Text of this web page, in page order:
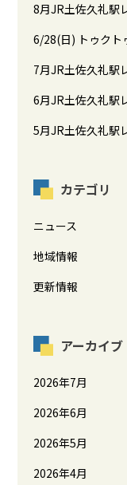
8月JR土佐久礼駅
6/28(日) トゥクト
7月JR土佐久礼駅
6月JR土佐久礼駅
5月JR土佐久礼駅
カテゴリ
ニュース
地域情報
更新情報
アーカイブ
2026年7月
2026年6月
2026年5月
2026年4月